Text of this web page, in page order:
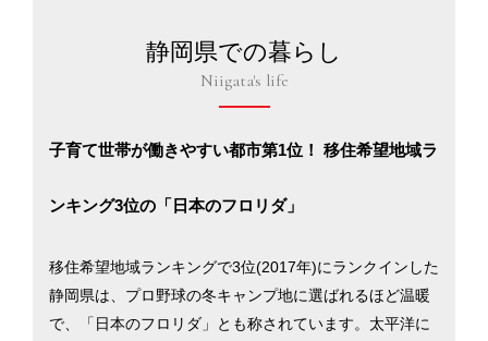
静岡県での暮らし
Niigata's life
子育て世帯が働きやすい都市第1位！ 移住希望地域ラ
ンキング3位の「日本のフロリダ」
移住希望地域ランキングで3位(2017年)にランクインした
静岡県は、プロ野球の冬キャンプ地に選ばれるほど温暖
で、「日本のフロリダ」とも称されています。太平洋に